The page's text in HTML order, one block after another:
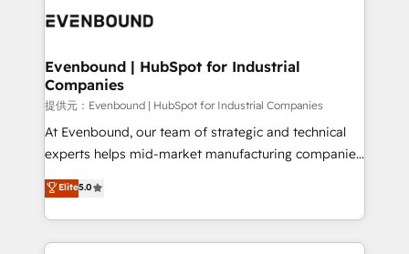
to accompany companies on their digital
Data & Content 📈 Sales & Marketing Alignment +
Agent Creation 🔄 Custom Integrations & Data
Migration Why 1406 We become part of your team.
Your team learns while we build. We fix what others
broke. Built for mid-market reality—practical
solutions that work with your actual headcount and
HubSpot partners 🔄 Top 5% globally in client
retention 📅 8+ years of consistent results since 2017
Evenbound | HubSpot for Industrial
Companies
提供元：Evenbound | HubSpot for Industrial Companies
At Evenbound, our team of strategic and technical
experts helps mid-market manufacturing companies
achieve real growth. We specialize in delivering
tailored solutions that drive results by leveraging
HubSpot’s platform and data to fuel success.
Technical Solutions: - HubSpot Technical Consulting -
Elite5.0